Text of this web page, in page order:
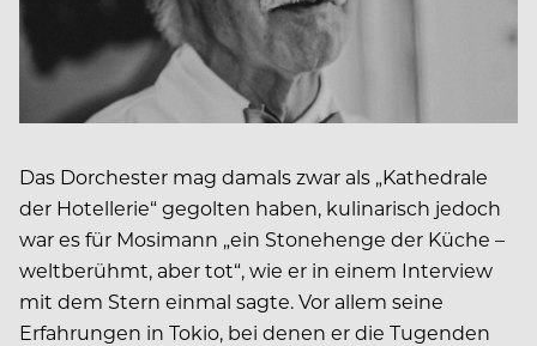
Das Dorchester mag damals zwar als „Kathedrale
der Hotellerie“ gegolten haben, kulinarisch jedoch
war es für Mosimann „ein Stonehenge der Küche –
weltberühmt, aber tot“, wie er in einem Interview
mit dem Stern einmal sagte. Vor allem seine
Erfahrungen in Tokio, bei denen er die Tugenden